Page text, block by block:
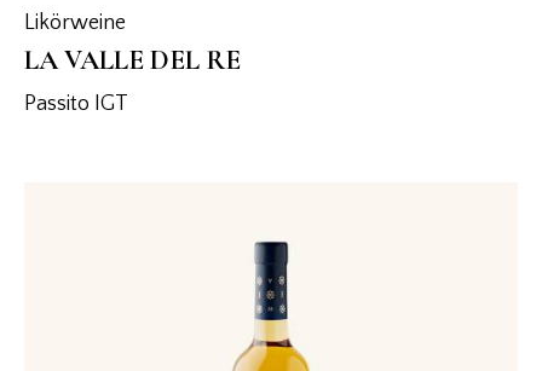
Likörweine
LA VALLE DEL RE
Passito IGT